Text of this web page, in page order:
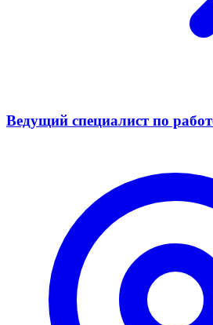
Ведущий специалист по